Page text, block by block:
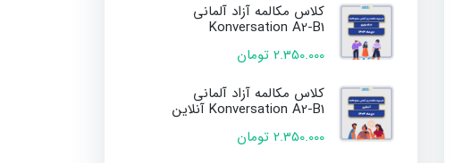
کلاس مکالمه آزاد آلمانی
Konversation A2-B1
2.350.000 تومان
کلاس مکالمه آزاد آلمانی
Konversation A2-B1 آنلاین
2.350.000 تومان